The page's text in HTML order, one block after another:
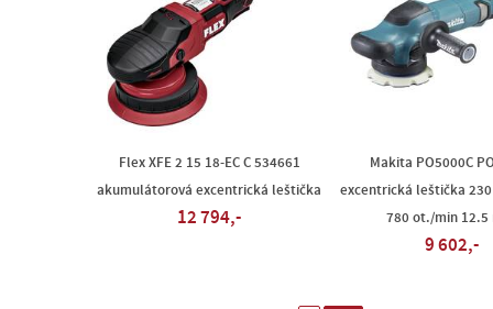
Flex XFE 2 15 18-EC C 534661
akumulátorová excentrická leštička
12 794,-
Makita PO5000C
excentrická leštička 230
780 ot./min 12.5
9 602,-